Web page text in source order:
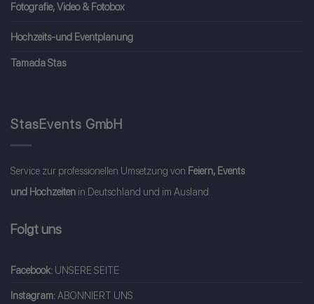
Fotografie, Video & Fotobox
Hochzeits-und Eventplanung
Tamada Stas
StasEvents GmbH
Service zur professionellen Umsetzung von Feiern, Events
und Hochzeiten in Deutschland und im Ausland.
Folgt uns
Facebook: UNSERE SEITE
Instagram:ABONNIERT UNS